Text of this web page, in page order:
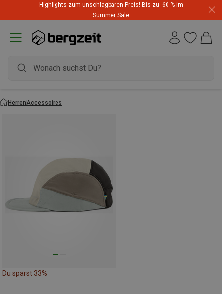
Highlights zum unschlagbaren Preis! Bis zu -60 % im
Summer Sale
HerrenAccessoires
Du sparst 33%